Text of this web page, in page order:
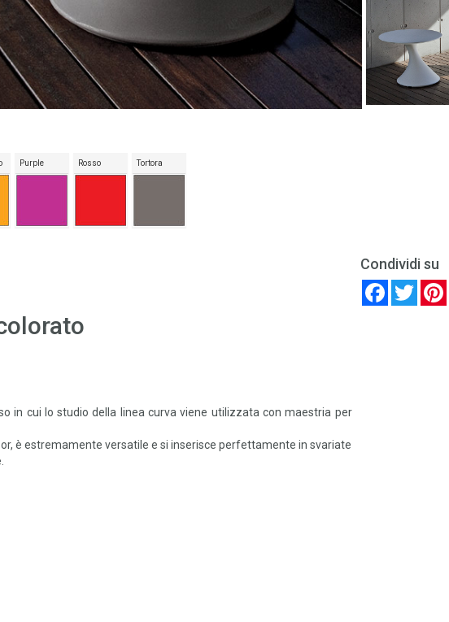
Purple Rosso Tortora
in cui lo studio della linea curva viene utilizzata con maestria per
è estremamente versatile e si inserisce perfettamente in svariate
Condividi su
FacebookTwitter